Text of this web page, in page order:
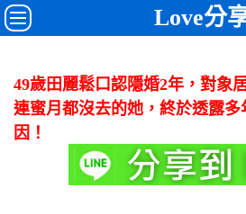
Love分
49歲田麗鬆口認隱婚2年，對
連蜜月都沒去的她，終於透露
因！